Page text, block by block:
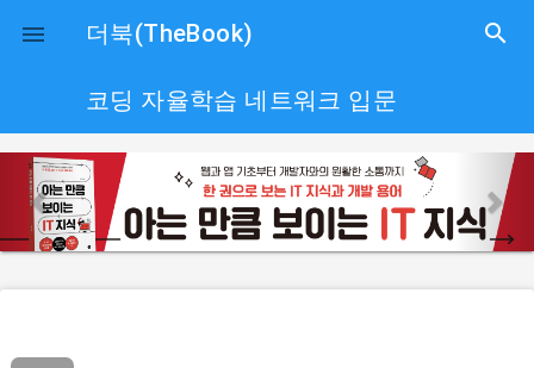
close
 더북(TheBook) search
코딩 자율학습 네트워크 입문
p
r
e
e
x